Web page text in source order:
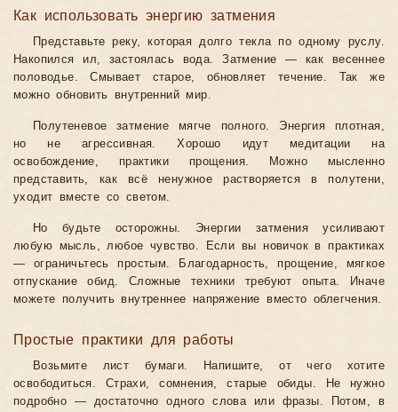
Как использовать энергию затмения
Представьте реку, которая долго текла по одному руслу.
Накопился ил, застоялась вода. Затмение — как весеннее
половодье. Смывает старое, обновляет течение. Так же
можно обновить внутренний мир.
Полутеневое затмение мягче полного. Энергия плотная,
но не агрессивная. Хорошо идут медитации на
освобождение, практики прощения. Можно мысленно
представить, как всё ненужное растворяется в полутени,
уходит вместе со светом.
Но будьте осторожны. Энергии затмения усиливают
любую мысль, любое чувство. Если вы новичок в практиках
— ограничьтесь простым. Благодарность, прощение, мягкое
отпускание обид. Сложные техники требуют опыта. Иначе
можете получить внутреннее напряжение вместо облегчения.
Простые практики для работы
Возьмите лист бумаги. Напишите, от чего хотите
освободиться. Страхи, сомнения, старые обиды. Не нужно
подробно — достаточно одного слова или фразы. Потом, в